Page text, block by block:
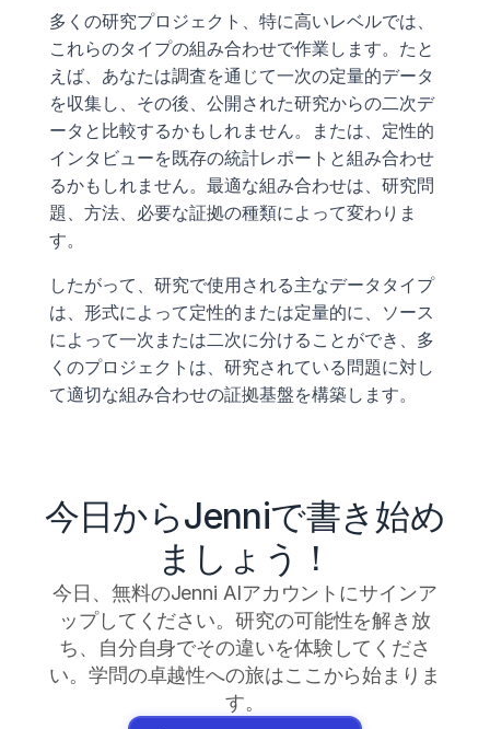
多くの研究プロジェクト、特に高いレベルでは、
これらのタイプの組み合わせで作業します。たと
えば、あなたは調査を通じて一次の定量的データ
を収集し、その後、公開された研究からの二次デ
ータと比較するかもしれません。または、定性的
インタビューを既存の統計レポートと組み合わせ
るかもしれません。最適な組み合わせは、研究問
題、方法、必要な証拠の種類によって変わりま
す。
したがって、研究で使用される主なデータタイプ
は、形式によって定性的または定量的に、ソース
によって一次または二次に分けることができ、多
くのプロジェクトは、研究されている問題に対し
て適切な組み合わせの証拠基盤を構築します。
今日からJenniで書き始め
ましょう！
今日、無料のJenni AIアカウントにサインア
ップしてください。研究の可能性を解き放
ち、自分自身でその違いを体験してくださ
い。学問の卓越性への旅はここから始まりま
す。